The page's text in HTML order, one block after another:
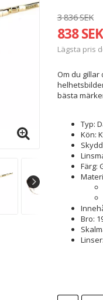
3 836 SEK
838 SEK
Lägsta pris
Om du gillar
bästa
Typ:
Kön:
Färg:
Bro: